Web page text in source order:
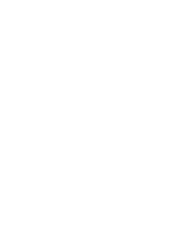
ΚΕΝΤΡΟ |
ΚΕΝΤΡΟ |